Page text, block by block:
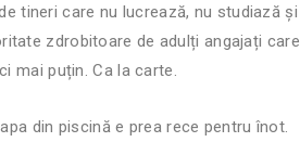
tineri care nu lucrează, nu studiază și
zdrobitoare de adulți angajați care
mai puțin. Ca la carte.
din piscină e prea rece pentru înot.